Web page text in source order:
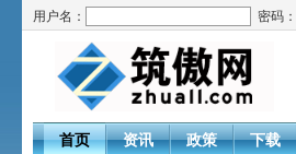
用户名： 密码：
首页 资讯 政策 下载